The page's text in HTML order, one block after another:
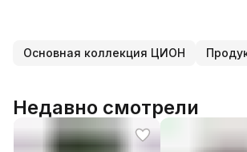
Основная коллекция ЦИОН
Недавно смотрели